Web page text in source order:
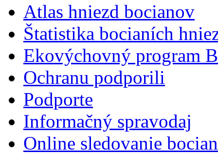
Atlas hniezd bocianov
Štatistika bocianích
Ekovýchovný program
Ochranu podporili
Podporte
Informačný spravodaj
Online sledovanie